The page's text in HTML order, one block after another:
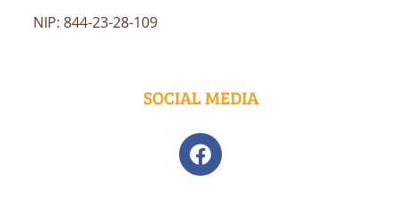
NIP: 844-23-28-109
SOCIAL MEDIA